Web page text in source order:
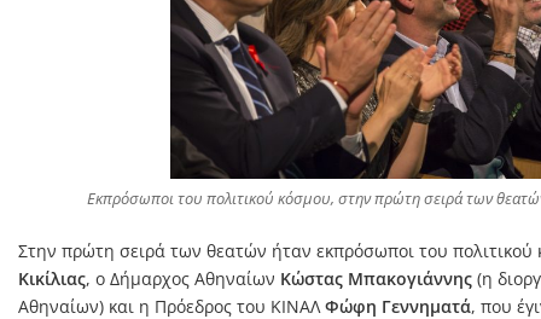
Εκπρόσωποι του πολιτικού κόσμου, στην πρώτη σειρά των
Στην πρώτη σειρά των θεατών ήταν εκπρόσωποι του
Κικίλιας, ο Δήμαρχος Αθηναίων Κώστας Μπακογιάννης (η
Αθηναίων) και η Πρόεδρος του ΚΙΝΑΛ Φώφη Γεννηματά, που